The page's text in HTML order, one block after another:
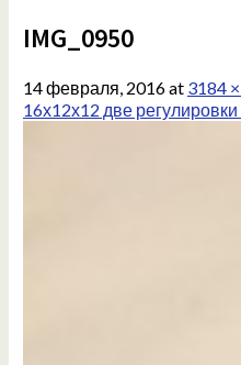
IMG_0950
14 февраля, 2016at 3184
16х12х12 две